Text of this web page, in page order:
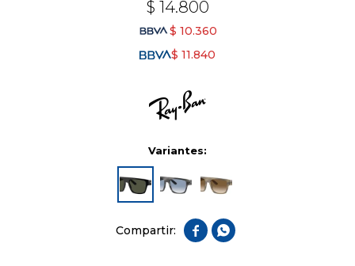
$ 14.800
$ 10.360
$ 11.840
Variantes:
 